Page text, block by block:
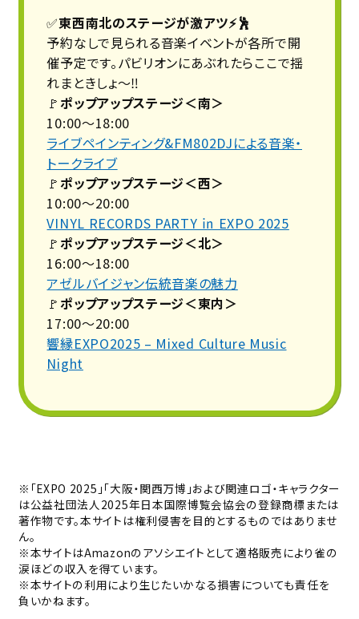
✅東西南北のステージが激アツ⚡️🕺
予約なしで見られる音楽イベントが各所で開
催予定です。パビリオンにあぶれたらここで揺
れまときしょ〜‼️
🚩ポップアップステージ＜南＞
10:00〜18:00
ライブペインティング&FM802DJによる音楽・
トークライブ
🚩ポップアップステージ＜西＞
10:00〜20:00
VINYL RECORDS PARTY ㏌ EXPO 2025
🚩ポップアップステージ＜北＞
16:00〜18:00
アゼルバイジャン伝統音楽の魅力
🚩ポップアップステージ＜東内＞
17:00〜20:00
響縁EXPO2025 – Mixed Culture Music
Night
※「EXPO 2025」「大阪・関西万博」および関連ロゴ・キャラクター
は公益社団法人2025年日本国際博覧会協会の登録商標または
著作物です。本サイトは権利侵害を目的とするものではありませ
ん。
※本サイトはAmazonのアソシエイトとして適格販売により雀の
涙ほどの収入を得ています。
※本サイトの利用により生じたいかなる損害についても責任を
負いかねます。